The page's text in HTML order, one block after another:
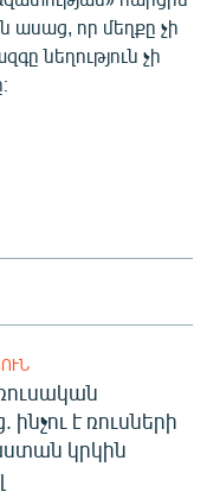
որ մեղքը չի
նեղություն չի
է ռուսների
կրկին